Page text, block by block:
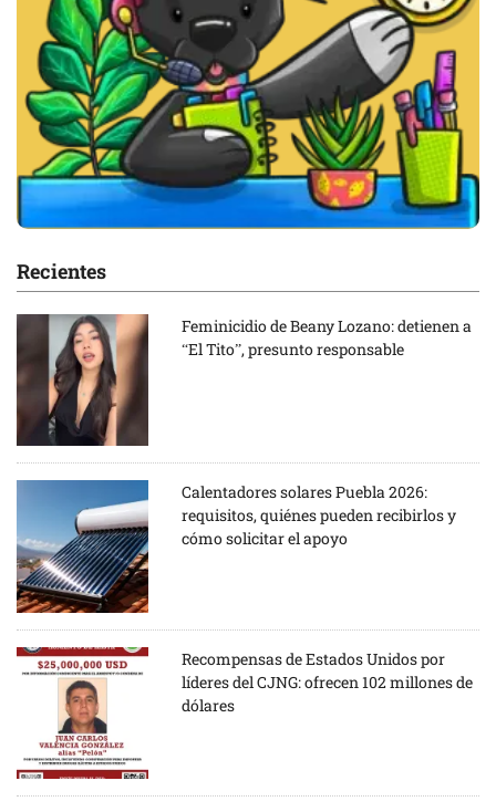
Recientes
Feminicidio de Beany Lozano: detienen a
“El Tito”, presunto responsable
Calentadores solares Puebla 2026:
requisitos, quiénes pueden recibirlos y
cómo solicitar el apoyo
Recompensas de Estados Unidos por
líderes del CJNG: ofrecen 102 millones de
dólares